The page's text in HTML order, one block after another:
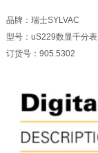
品牌：瑞士SYLVAC
型号：uS229数显千分表
订货号：905.5302